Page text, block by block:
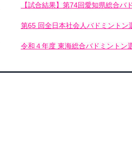
【試合結果】第74回愛知県総合バ
第65 回全日本社会人バドミントン
令和４年度 東海総合バドミントン